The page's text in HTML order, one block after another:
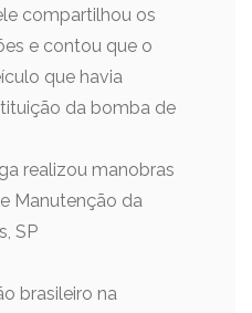
compartilhou os
e contou que o
que havia
da bomba de
realizou manobras
Manutenção da
SP
brasileiro na